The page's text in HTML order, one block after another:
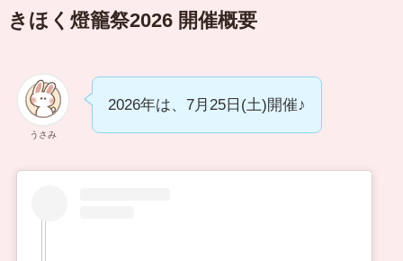
きほく燈籠祭2026 開催概要
うさみ
2026年は、7月25日(土)開催♪